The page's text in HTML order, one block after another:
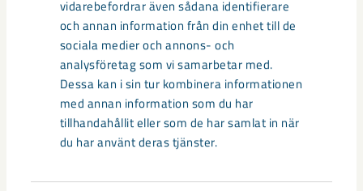
vidarebefordrar även sådana identifierare
och annan information från din enhet till de
sociala medier och annons- och
analysföretag som vi samarbetar med.
Dessa kan i sin tur kombinera informationen
med annan information som du har
tillhandahållit eller som de har samlat in när
du har använt deras tjänster.